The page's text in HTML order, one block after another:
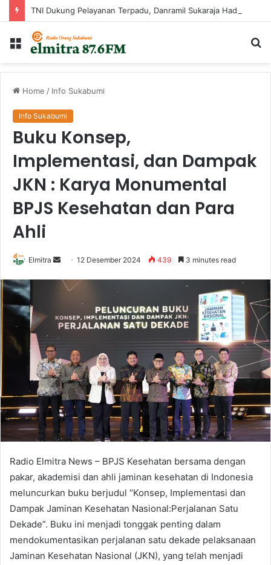
Menu
Home / Info Sukabumi
Info Sukabumi
Buku Konsep,
Implementasi, dan Dampak
JKN : Karya Monumental
BPJS Kesehatan dan Para
Ahli
Elmitra
Send
email
12 Desember 2024 439 3 minutes read
Radio Elmitra News – BPJS Kesehatan bersama dengan
pakar, akademisi dan ahli jaminan kesehatan di Indonesia
meluncurkan buku berjudul “Konsep, Implementasi dan
Dampak Jaminan Kesehatan Nasional:Perjalanan Satu
Dekade”. Buku ini menjadi tonggak penting dalam
mendokumentasikan perjalanan satu dekade pelaksanaan
Jaminan Kesehatan Nasional (JKN), yang telah menjadi